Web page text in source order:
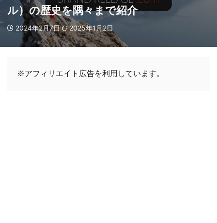
ル）の歴史を隅々まで紹介
2024年2月7日 2025年1月2日
※アフィリエイト広告を利用しています。